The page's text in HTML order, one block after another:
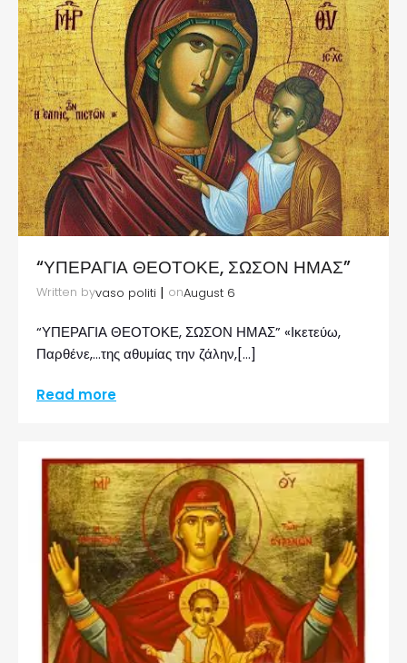
“ΥΠΕΡΑΓΙΑ ΘΕΟΤΟΚΕ, ΣΩΣΟΝ ΗΜΑΣ”
Written byvaso politi | onAugust 6
“ΥΠΕΡΑΓΙΑ ΘΕΟΤΟΚΕ, ΣΩΣΟΝ ΗΜΑΣ” «Ικετεύω,
Παρθένε,…της αθυμίας την ζάλην,[…]
Read more